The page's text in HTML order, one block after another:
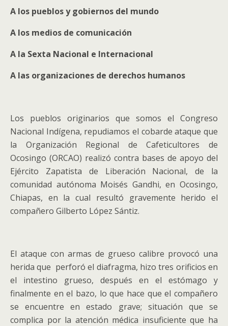
A los pueblos y gobiernos del mundo
A los medios de comunicación
A la Sexta Nacional e Internacional
A las organizaciones de derechos humanos
Los pueblos originarios que somos el Congreso
Nacional Indígena, repudiamos el cobarde ataque que
la Organización Regional de Cafeticultores de
Ocosingo (ORCAO) realizó contra bases de apoyo del
Ejército Zapatista de Liberación Nacional, de la
comunidad autónoma Moisés Gandhi, en Ocosingo,
Chiapas, en la cual resultó gravemente herido el
compañero Gilberto López Sántiz.
El ataque con armas de grueso calibre provocó una
herida que perforó el diafragma, hizo tres orificios en
el intestino grueso, después en el estómago y
finalmente en el bazo, lo que hace que el compañero
se encuentre en estado grave; situación que se
complica por la atención médica insuficiente que ha